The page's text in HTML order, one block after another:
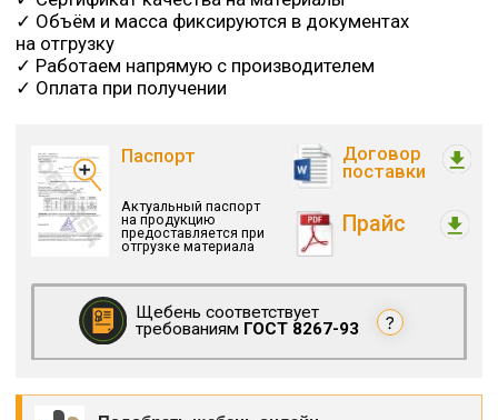
Подобрать щебень онлайн
Фракция, объём и доставка под вашу задачу →
дренажа, дорог, парковок и благоустройства.
Не знаете, какой щебень нужен
для вашей задачи?